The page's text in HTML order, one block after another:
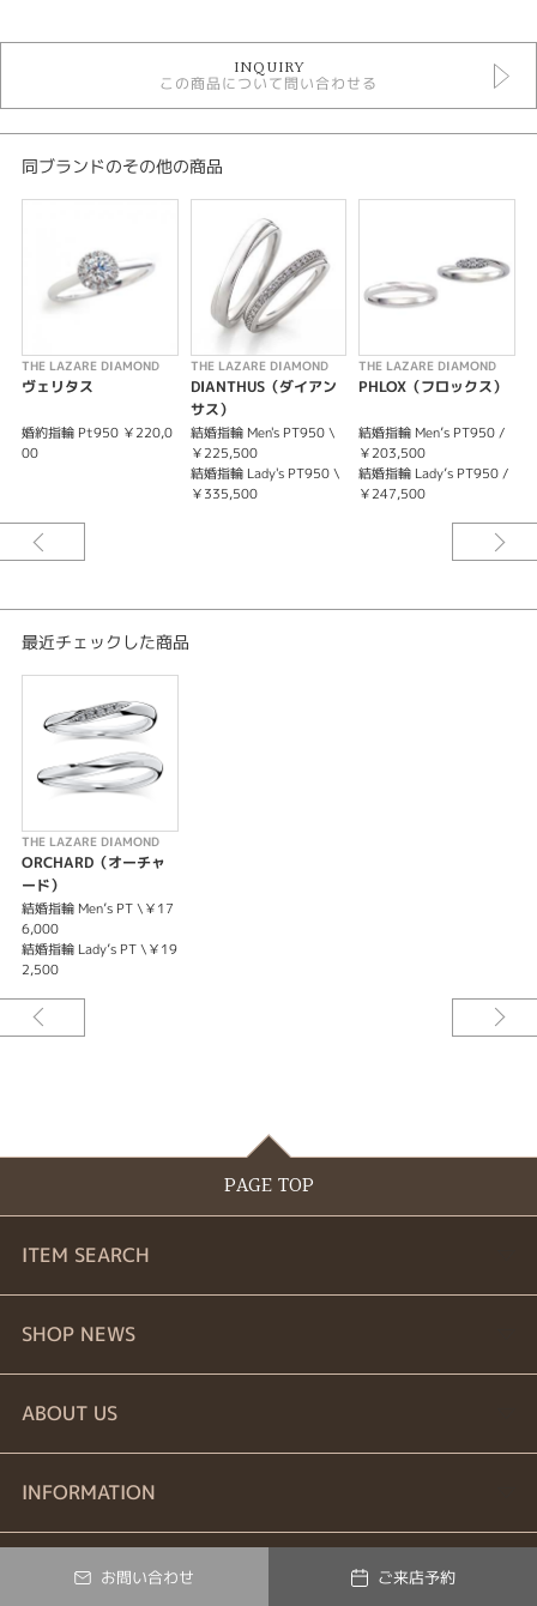
結婚指輪
ラザールダイヤモンド 結婚指輪
性別
紹介文
ニューヨークの憩いの場、オーチャードビーチに打ち寄せるさざ波をイメー
ジ。
緩やかなアシンメトリーなウェーブタイプのマリッジリング。レディースは
エンゲージリングに寄り添うようにセットできるこだわりのデザイン。
INQUIRY
この商品について問い合わせる
同ブランドのその他の商品
THE LAZARE DIAMOND
ヴェリタス
婚約指輪 Pt950 ￥220,0
00
THE LAZARE DIAMOND
DIANTHUS（ダイアン
サス）
結婚指輪 Men's PT950 \
￥225,500
結婚指輪 Lady's PT950 \
￥335,500
THE LAZARE DIAMOND
PHLOX（フロックス）
結婚指輪 Men’s PT950 /
￥203,500
結婚指輪 Lady’s PT950 /
￥247,500
最近チェックした商品
THE LAZARE DIAMOND
ORCHARD（オーチャ
ード）
結婚指輪 Men’s PT \￥17
6,000
結婚指輪 Lady’s PT \￥19
2,500
お問い合わせ ご来店予約
PAGE TOP
ITEM SEARCH
婚約指輪
結婚指輪
セットリング
SHOP NEWS
商品一覧
ブランドリスト
ABOUT US
お問い合わせ
INFORMATION
特定商取引に関する表記
© Verty All Rights Reserved.